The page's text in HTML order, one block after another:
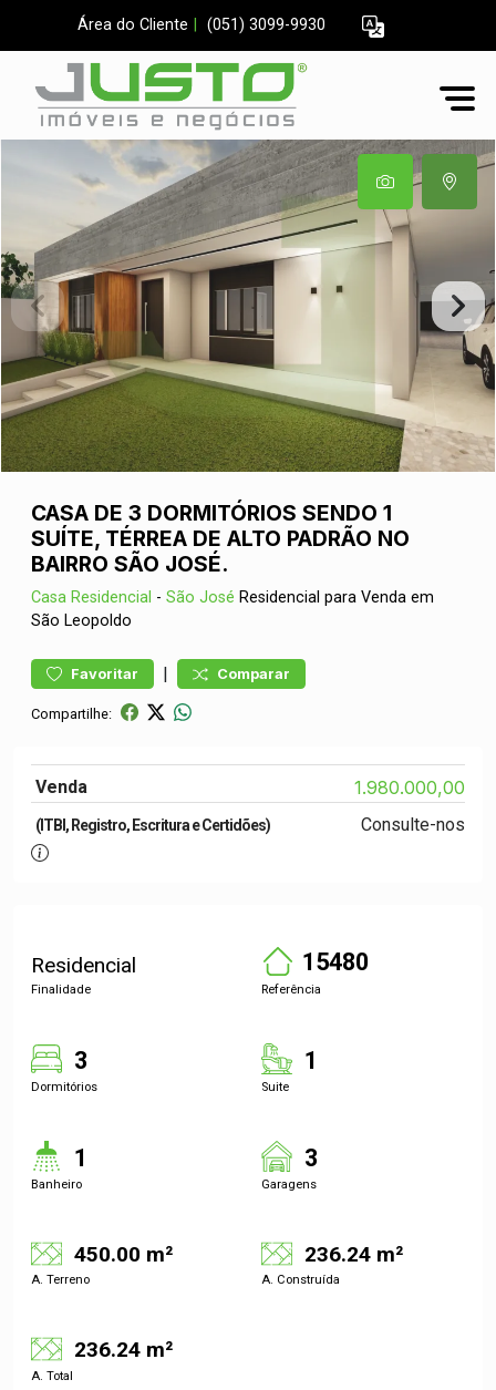
Área do Cliente (051) 3099-9930
CASA DE 3 DORMITÓRIOS SENDO 1
SUÍTE, TÉRREA DE ALTO PADRÃO NO
BAIRRO SÃO JOSÉ.
Casa Residencial - São José Residencial para Venda em
São Leopoldo
Favoritar | Comparar
Compartilhe:
Venda 1.980.000,00
(ITBI, Registro, Escritura e Certidões) Consulte-nos
Residencial
Finalidade
15480
Referência
3
Dormitórios
1
Suite
1
Banheiro
3
Garagens
450.00 m²
A. Terreno
236.24 m²
A. Construída
236.24 m²
A. Total